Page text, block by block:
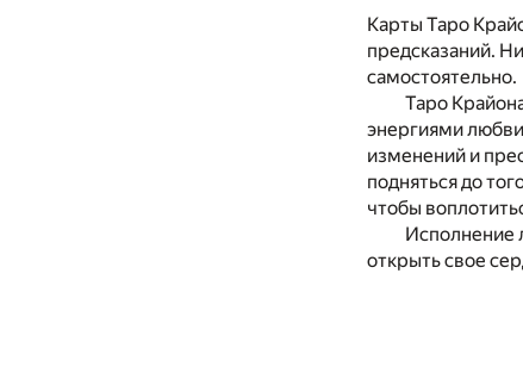
Карты Таро
предсказаний.
самостоятельно.
Таро
энергиями
изменений и
подняться до
чтобы
Исполнение
открыть свое